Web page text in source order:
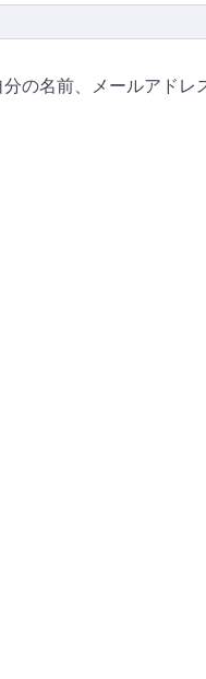
の名前、メールアドレ